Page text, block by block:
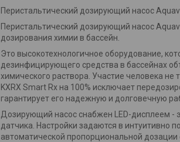
Перистальтический дозирующий насос
Перистальтический дозирующий насос
дозирования химии в бассейн.
Это высокотехнологичное оборудование,
дезинфицирующего средства в бассейнах
химического раствора. Участие человека
KXRX Smart Rx на 100% исключает
гарантирует его надежную и долговечную
Дозирующий насос снабжен LED-дисплеем -
датчика. Настройки задаются в
автоматической пропорциональной дозации